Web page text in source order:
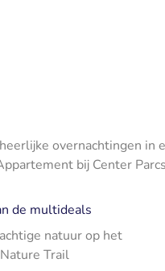
overnachtingen in
bij Center Parcs
de multideals
natuur op het
Trail